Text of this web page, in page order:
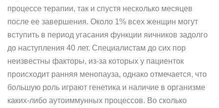
процессе терапии, так и спустя несколько месяцев
после ее завершения. Около 1% всех женщин могут
вступить в период угасания функции яичников задолго
до наступления 40 лет. Специалистам до сих пор
неизвестны факторы, из-за которых у пациенток
происходит ранняя менопауза, однако отмечается, что
большую роль играют генетика и наличие в организме
каких-либо аутоиммунных процессов. Во сколько